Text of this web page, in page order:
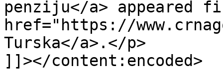
penziju</a> appeared
href="https://
Turska</a>.</p>
]]></content:encoded>